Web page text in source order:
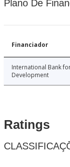
Plano De
Financiador
International Bank
Development
Ratings